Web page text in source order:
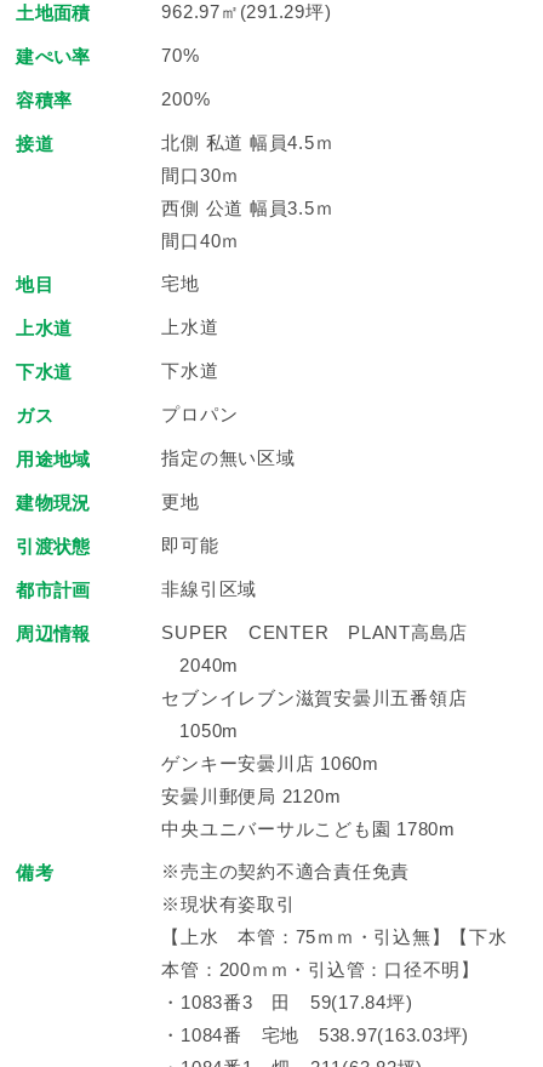
土地面積 962.97㎡(291.29坪)
建ぺい率 70%
容積率 200%
接道
北側 私道 幅員4.5ｍ
間口30ｍ
西側 公道 幅員3.5ｍ
間口40ｍ
地目 宅地
上水道 上水道
下水道 下水道
ガス プロパン
用途地域 指定の無い区域
建物現況 更地
引渡状態 即可能
都市計画 非線引区域
周辺情報
SUPER CENTER PLANT高島店
2040m
セブンイレブン滋賀安曇川五番領店
1050m
ゲンキー安曇川店 1060m
安曇川郵便局 2120m
中央ユニバーサルこども園 1780m
備考
※売主の契約不適合責任免責
※現状有姿取引
【上水 本管：75ｍｍ・引込無】【下水
本管：200ｍｍ・引込管：口径不明】
・1083番3 田 59(17.84坪)
・1084番 宅地 538.97(163.03坪)